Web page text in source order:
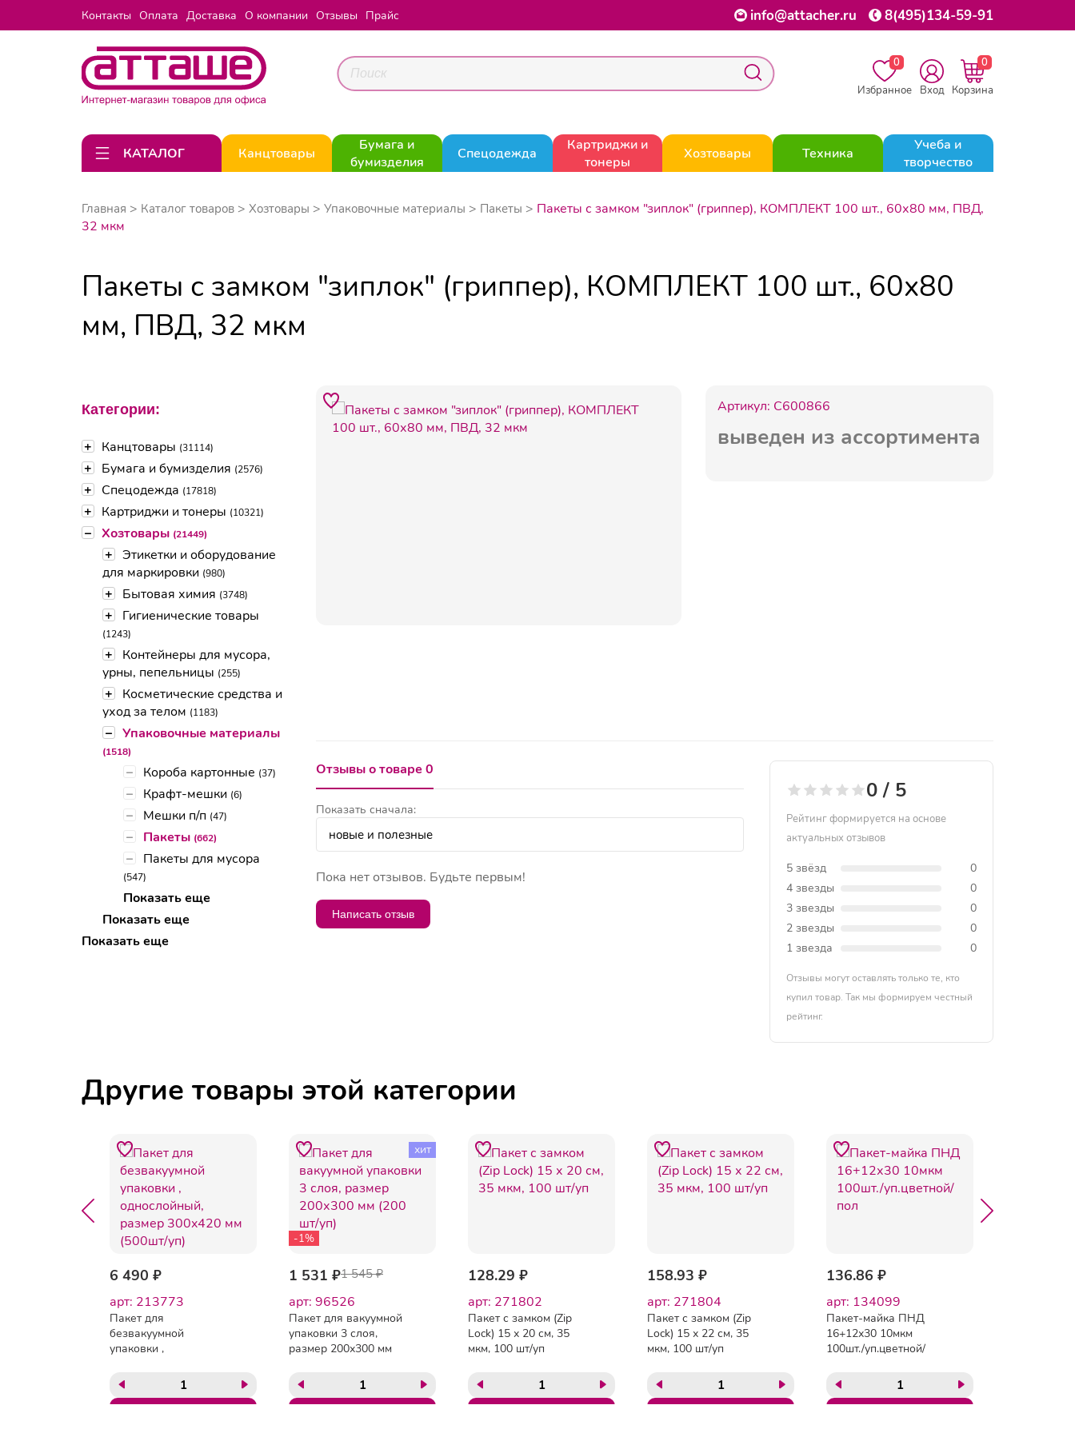
Контакты Оплата Доставка О компании Отзывы Прайс info@attacher.ru 8(495)134-59-91
0
Избранное
Вход
0
Корзина
КАТАЛОГ Канцтовары
Бумага и
бумизделия
Спецодежда
Картриджи и
тонеры
Хозтовары Техника
Учеба и
творчество
Главная Каталог товаров Хозтовары Упаковочные материалы Пакеты
Пакеты с замком "зиплок" (гриппер), КОМПЛЕКТ 100 шт., 60х80 мм, ПВД,
32 мкм
Категории:
+ Канцтовары (31114)
+ Бумага и бумизделия (2576)
+ Спецодежда (17818)
+ Картриджи и тонеры (10321)
– Хозтовары (21449)
+ Этикетки и оборудование
для маркировки (980)
+ Бытовая химия (3748)
+ Гигиенические товары
(1243)
+
Контейнеры для мусора,
урны, пепельницы (255)
+
Косметические средства и
уход за телом (1183)
– Упаковочные материалы
(1518)
– Короба картонные (37)
– Крафт-мешки (6)
– Мешки п/п (47)
– Пакеты (662)
– Пакеты для мусора
(547)
Показать еще
Показать еще
Показать еще
Пакеты с замком "зиплок" (гриппер), КОМПЛЕКТ 100 шт., 60х80
мм, ПВД, 32 мкм
Артикул: C600866
выведен из ассортимента
Отзывы о товаре 0
Показать сначала:
Пока нет отзывов. Будьте первым!
Написать отзыв
0 / 5
Рейтинг формируется на основе
актуальных отзывов
5 звёзд
0
4 звезды
0
3 звезды
0
2 звезды
0
1 звезда
0
Отзывы могут оставлять только те, кто
купил товар. Так мы формируем честный
рейтинг.
Другие товары этой категории
6 490 ₽
арт: 213773
Пакет для
безвакуумной
упаковки ,
300x420 мм (500шт/
уп)
-1%
хит
1 531 ₽1 545 ₽
арт: 96526
Пакет для вакуумной
упаковки 3 слоя,
размер 200х300 мм
128.29 ₽
арт: 271802
Пакет с замком (Zip
Lock) 15 х 20 см, 35
мкм, 100 шт/уп
158.93 ₽
арт: 271804
Пакет с замком (Zip
Lock) 15 х 22 см, 35
мкм, 100 шт/уп
136.86 ₽
арт: 134099
Пакет-майка ПНД
16+12х30 10мкм
100шт./уп.цветной/